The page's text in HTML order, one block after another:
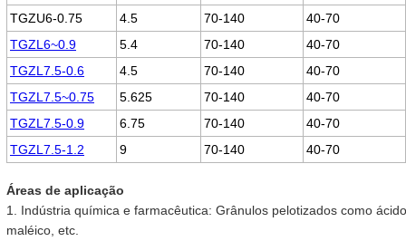
TGZU6-0.75
4.5 70-140
40-70
TGZL6~0.9
5.4 70-140
40-70
TGZL7.5-0.6
4.5 70-140
40-70
TGZL7.5~0.75
5.625 70-140
40-70
TGZL7.5-0.9
6.75 70-140
40-70
TGZL7.5-1.2
9 70-140 40-70
Áreas de aplicação
1. Indústria química e farmacêutica: Grânulos pelotizados como
maléico, etc.